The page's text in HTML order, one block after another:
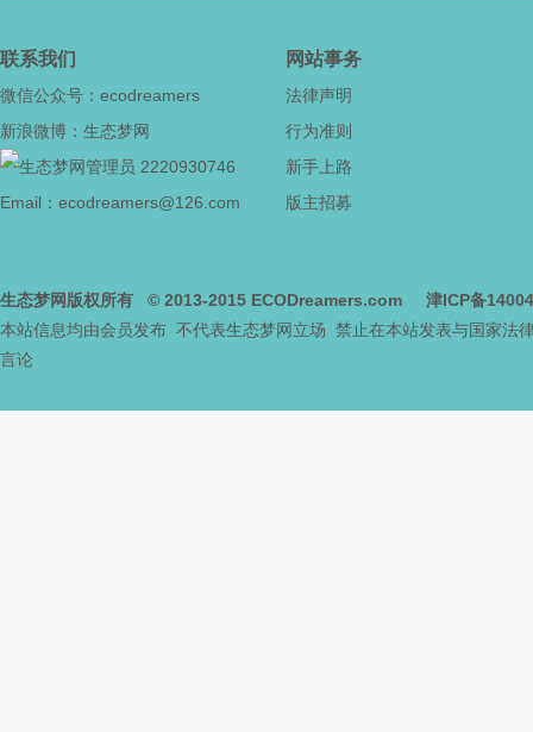
联系我们
微信公众号：ecodreamers
新浪微博：生态梦网
2220930746
Email：ecodreamers@126.com
网站事务
法律声明
行为准则
新手上路
版主招募
生态梦网版权所有 © 2013-2015 ECODreamers.com
津ICP备
本站信息均由会员发布 不代表生态梦网立场 禁止在本站发表与国家法
言论